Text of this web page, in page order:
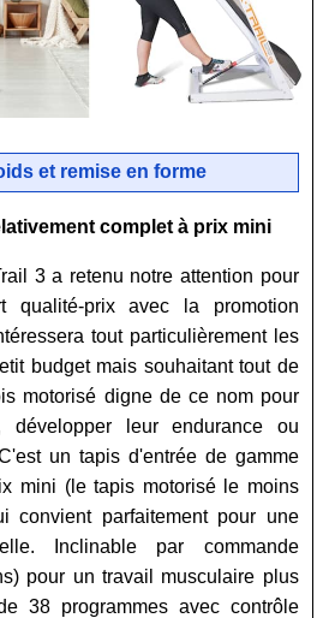
et remise en forme
complet à prix mini
3 a retenu notre attention pour
qualité-prix avec la promotion
tout particulièrement les
budget mais souhaitant tout de
motorisé digne de ce nom pour
développer leur endurance ou
un tapis d'entrée de gamme
mini (le tapis motorisé le moins
convient parfaitement pour une
Inclinable par commande
pour un travail musculaire plus
38 programmes avec contrôle